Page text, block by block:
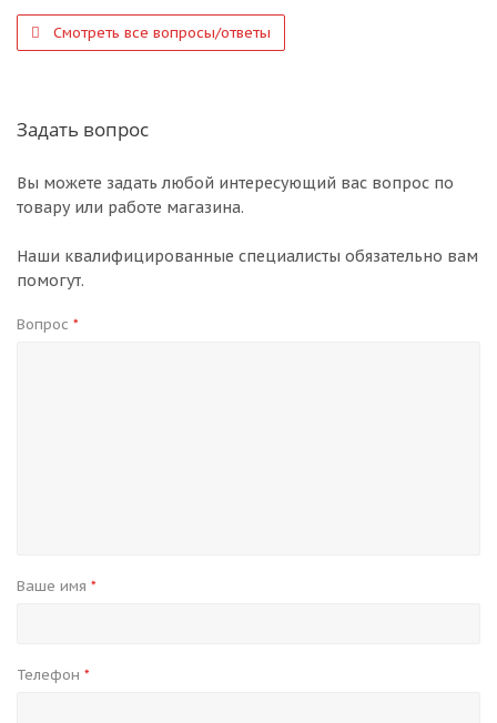
Смотреть все вопросы/ответы
Задать вопрос
Вы можете задать любой интересующий вас вопрос по
товару или работе магазина.
Наши квалифицированные специалисты обязательно вам
помогут.
Вопрос *
Ваше имя *
Телефон *